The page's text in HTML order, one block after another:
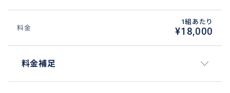
カフェは、大きな窓で開放感があり、シンプルでおし
ゃれな雰囲気のお店です!韓国国内の専用アプリからの
予約が必要なので、ご希望の方はご予約代行をします
のでお知らせくださいね📢
※カフェではお客様の飲食代のみご精算ください（私
料金
1組あたり
¥18,000
料金補足